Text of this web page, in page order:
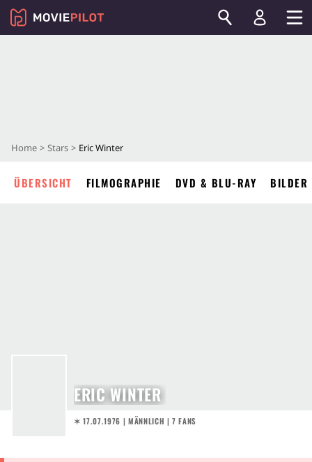
Home Stars Eric Winter
ÜBERSICHT FILMOGRAPHIE DVD & BLU-RAY BILDER
ERIC WINTER
✶ 17.07.1976 | MÄNNLICH | 7 FANS